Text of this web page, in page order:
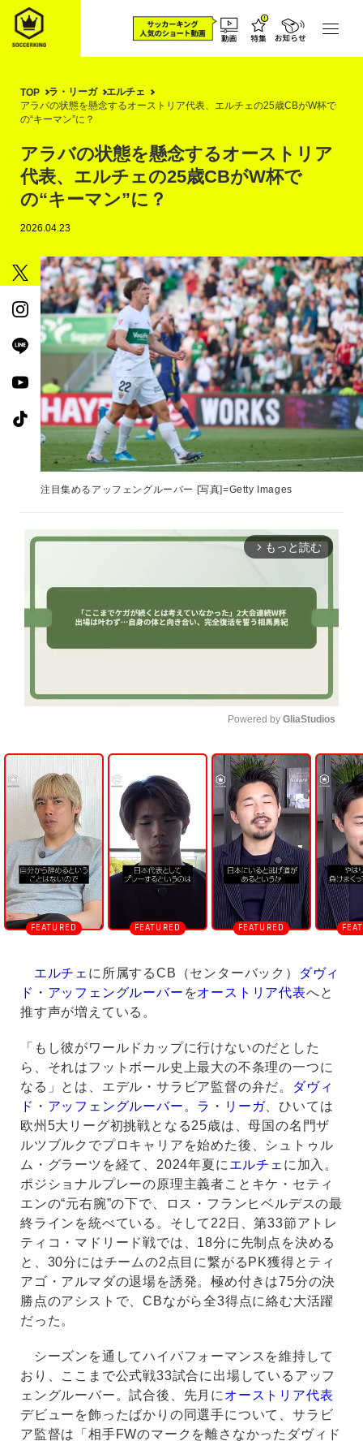
TOP ラ・リーガ
エルチェ
アラバの状態を懸念するオーストリア代表、エルチェの25歳CBがW杯で
の“キーマン”に？
アラバの状態を懸念するオーストリア
代表、エルチェの25歳CBがW杯で
の“キーマン”に？
2026.04.23
注目集めるアッフェングルーバー [写真]=Getty Images
arrow_forward_ios もっと読む
U
n
m
u
t
e
Powered by GliaStudios
エルチェ に所属するCB（センターバック）
ダヴィ
ド・アッフェングルーバー をオーストリア代表へと
推す声が増えている。
「もし彼がワールドカップに行けないのだとした
ら、それはフットボール史上最大の不条理の一つに
なる」とは、エデル・サラビア監督の弁だ。
ダヴィ
ド・アッフェングルーバー。 ラ・リーガ、ひいては
欧州5大リーグ初挑戦となる25歳は、母国の名門ザ
ルツブルクでプロキャリアを始めた後、シュトゥル
ム・グラーツを経て、2024年夏にエルチェ に加入。
ポジショナルプレーの原理主義者ことキケ・セティ
エンの“元右腕”の下で、ロス・フランヒベルデスの最
終ラインを統べている。そして22日、第33節アトレ
ティコ・マドリード戦では、18分に先制点を決める
と、30分にはチームの2点目に繋がるPK獲得とティ
アゴ・アルマダの退場を誘発。極め付きは75分の決
勝点のアシストで、CBながら全3得点に絡む大活躍
だった。
シーズンを通してハイパフォーマンスを維持して
おり、ここまで公式戦33試合に出場しているアッフ
ェングルーバー。試合後、先月にオーストリア代表
デビューを飾ったばかりの同選手について、サラビ
ア監督は「相手FWのマークを離さなかったダヴィド